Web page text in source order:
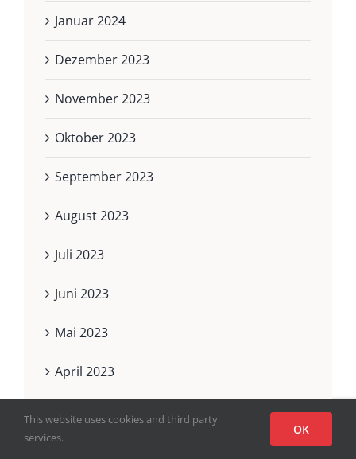
Januar 2024
Dezember 2023
November 2023
Oktober 2023
September 2023
August 2023
Juli 2023
Juni 2023
Mai 2023
April 2023
This website uses cookies and third party
services.
OK